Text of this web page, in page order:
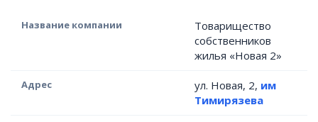
Название компании
Товарищество
собственников
жилья «Новая 2»
Адрес ул. Новая, 2, им
Тимирязева